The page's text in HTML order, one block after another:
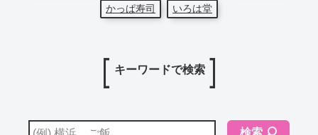
かっぱ寿司
いろは堂
キーワードで検索